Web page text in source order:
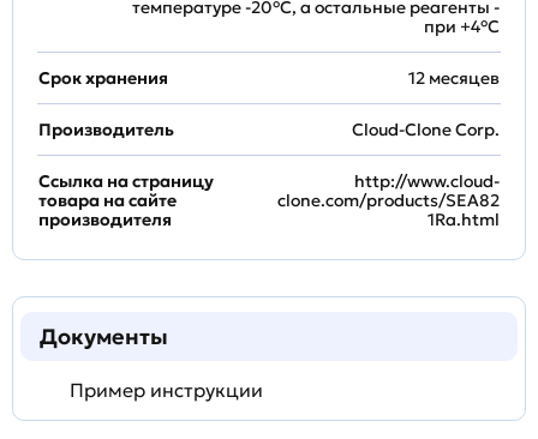
температуре -20°C, а остальные реагенты -
при +4°С
Срок хранения 12 месяцев
Производитель Cloud-Clone Corp.
Ссылка на страницу
товара на сайте
производителя
http://www.cloud-
clone.com/products/SEA82
1Ra.html
Документы
Пример инструкции